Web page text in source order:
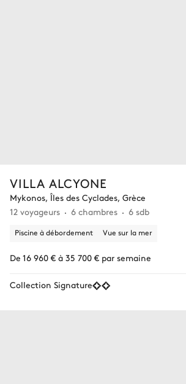
VILLA ALCYONE
Mykonos, Îles des Cyclades, Grèce
12 voyageurs
6 chambres 6 sdb
Piscine à débordement Vue sur la mer
De 16 960 € à 35 700 € par semaine
Collection Signature